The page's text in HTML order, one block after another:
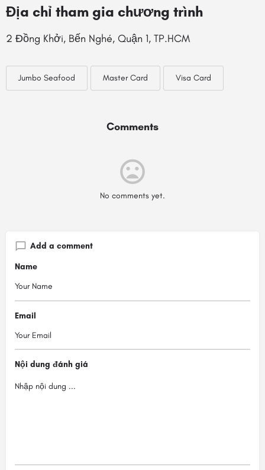
Địa chỉ tham gia chương trình
2 Đồng Khởi, Bến Nghé, Quận 1, TP.HCM
Jumbo Seafood Master Card Visa Card
Comments
No comments yet.
Add a comment
Name
Email
Nội dung đánh giá